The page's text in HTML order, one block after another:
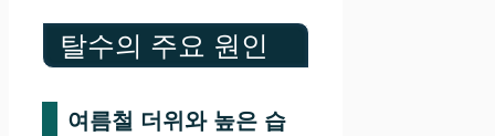
탈수의 주요 원인
여름철 더위와 높은 습